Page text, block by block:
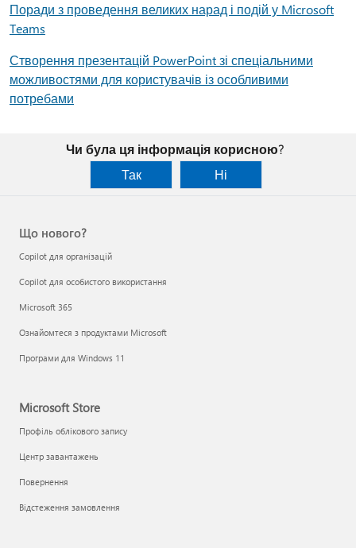
Поради з проведення великих нарад і подій у Microsoft
Teams
Створення презентацій PowerPoint зі спеціальними
можливостями для користувачів із особливими
потребами
Чи була ця інформація корисною?
Так
Ні
Що нового?
Copilot для організацій
Copilot для особистого використання
Microsoft 365
Ознайомтеся з продуктами Microsoft
Програми для Windows 11
Microsoft Store
Профіль облікового запису
Центр завантажень
Повернення
Відстеження замовлення